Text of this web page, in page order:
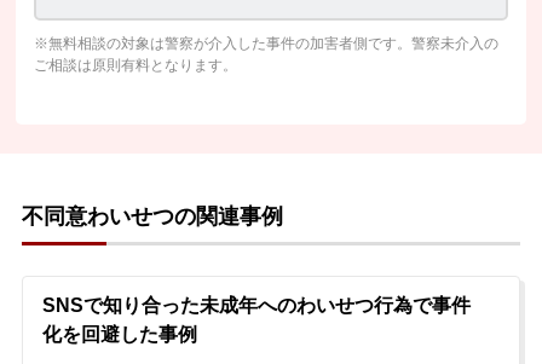
※無料相談の対象は警察が介入した事件の加害者側です。警察未介入の
ご相談は原則有料となります。
不同意わいせつの関連事例
SNSで知り合った未成年へのわいせつ行為で事件
化を回避した事例